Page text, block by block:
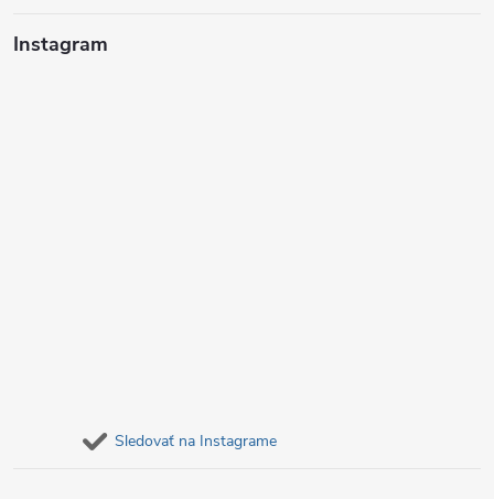
Instagram
Sledovať na Instagrame